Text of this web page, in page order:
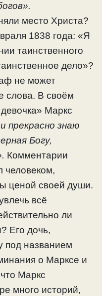
место Христа?
1838 года: «Я
таинственного
дело»?
не может
слова. В своём
Маркс
прекрасно знаю
Богу,
Комментарии
человеком,
ценой своей души.
всё
ли
Его дочь,
под названием
о Марксе и
Маркс
много историй,